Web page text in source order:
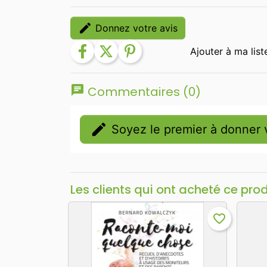
edit Donnez votre avis
facebook twitter pinterest
chat Commentaires (0)
edit Soyez le premier à donner
Les clients qui ont acheté ce
favorite_border